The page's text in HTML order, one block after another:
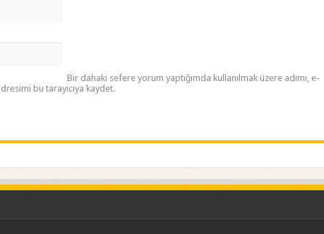
Bir dahaki sefere yorum yaptığımda kullanılmak üzere adımı, e-
bu tarayıcıya kaydet.